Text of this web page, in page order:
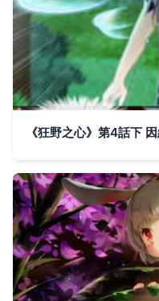
《狂野之心》第4話下